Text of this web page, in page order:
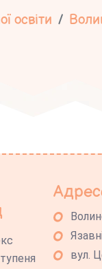
освіти
Язавні
вул.